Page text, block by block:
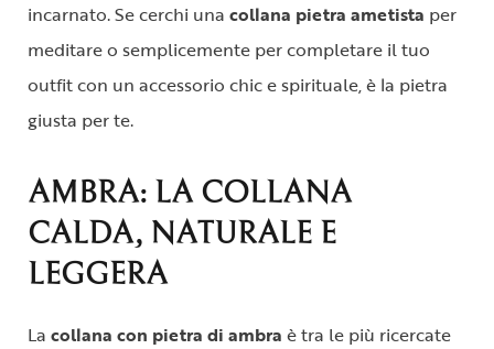
incarnato. Se cerchi una collana pietra ametista per
meditare o semplicemente per completare il tuo
outfit con un accessorio chic e spirituale, è la pietra
giusta per te.
AMBRA: LA COLLANA
CALDA, NATURALE E
LEGGERA
La collana con pietra di ambra è tra le più ricercate